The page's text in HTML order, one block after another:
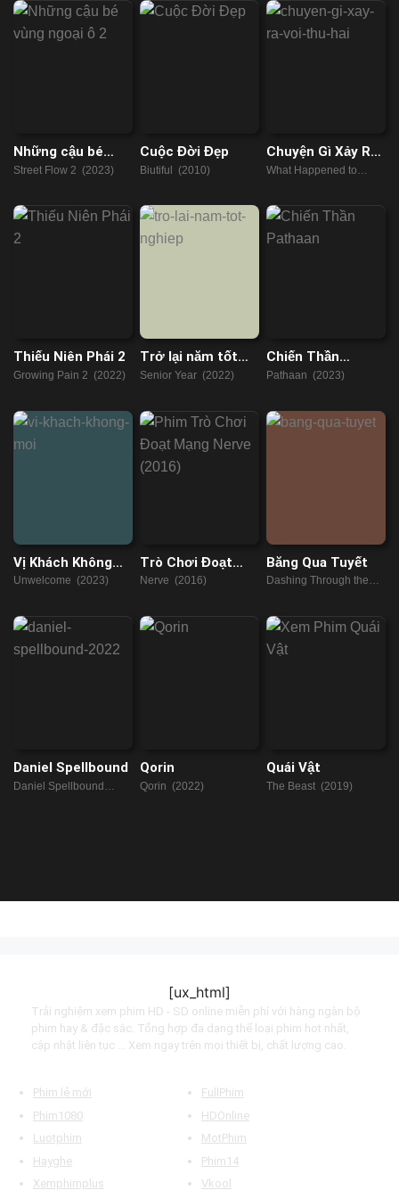
Những cậu bé
vùng ngoại ô 2
Street Flow 2 (2023)
Cuộc Đời Đẹp
Biutiful (2010)
Chuyện Gì Xảy Ra
Với Thứ Hai
What Happened to
Thiếu Niên Phái 2
Growing Pain 2 (2022)
Trở lại năm tốt
nghiệp
Senior Year (2022)
Chiến Thần
Pathaan
Pathaan (2023)
Vị Khách Không
Mời
Unwelcome (2023)
Trò Chơi Đoạt
Mạng
Nerve (2016)
Băng Qua Tuyết
Dashing Through the
Daniel Spellbound
Daniel Spellbound
Qorin
Qorin (2022)
Quái Vật
The Beast (2019)